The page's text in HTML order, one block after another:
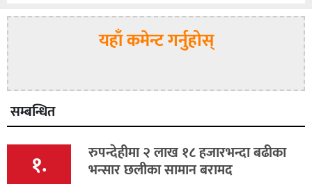
यहाँ कमेन्ट गर्नुहोस्
सम्बन्धित
१. रुपन्देहीमा २ लाख १८ हजारभन्दा बढीका
भन्सार छलीका सामान बरामद